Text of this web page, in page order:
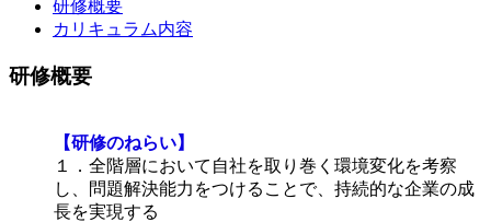
研修概要
カリキュラム内容
研修概要
【研修のねらい】
１．全階層において自社を取り巻く環境変化を考察
し、問題解決能力をつけることで、持続的な企業の成
長を実現する